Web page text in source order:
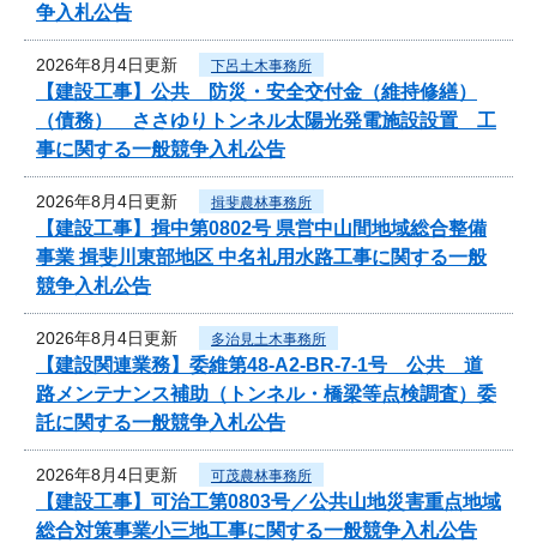
争入札公告
2026年8月4日更新 下呂土木事務所
【建設工事】公共 防災・安全交付金（維持修繕）
（債務） ささゆりトンネル太陽光発電施設設置 工
事に関する一般競争入札公告
2026年8月4日更新 揖斐農林事務所
【建設工事】揖中第0802号 県営中山間地域総合整備
事業 揖斐川東部地区 中名礼用水路工事に関する一般
競争入札公告
2026年8月4日更新 多治見土木事務所
【建設関連業務】委維第48-A2-BR-7-1号 公共 道
路メンテナンス補助（トンネル・橋梁等点検調査）委
託に関する一般競争入札公告
2026年8月4日更新 可茂農林事務所
【建設工事】可治工第0803号／公共山地災害重点地域
総合対策事業小三地工事に関する一般競争入札公告